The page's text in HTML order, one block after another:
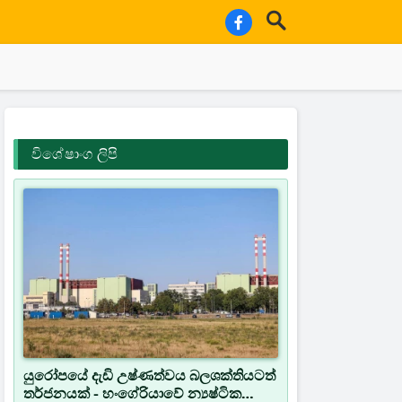
විශේෂාංග ලිපි
යුරෝපයේ දැඩි උෂ්ණත්වය බලශක්තියටත්
තර්ජනයක් - හංගේරියාවේ න්‍යෂ්ටික